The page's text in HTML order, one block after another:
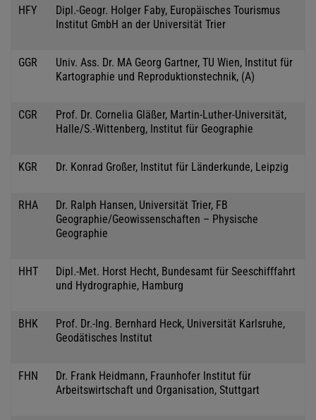
HFY
Dipl.-Geogr. Holger Faby, Europäisches Tourismus
Institut GmbH an der Universität Trier
GGR
Univ. Ass. Dr. MA Georg Gartner, TU Wien, Institut für
Kartographie und Reproduktionstechnik, (A)
CGR
Prof. Dr. Cornelia Gläßer, Martin-Luther-Universität,
Halle/S.-Wittenberg, Institut für Geographie
KGR Dr. Konrad Großer, Institut für Länderkunde, Leipzig
RHA
Dr. Ralph Hansen, Universität Trier, FB
Geographie/Geowissenschaften – Physische
Geographie
HHT
Dipl.-Met. Horst Hecht, Bundesamt für Seeschifffahrt
und Hydrographie, Hamburg
BHK
Prof. Dr.-Ing. Bernhard Heck, Universität Karlsruhe,
Geodätisches Institut
FHN
Dr. Frank Heidmann, Fraunhofer Institut für
Arbeitswirtschaft und Organisation, Stuttgart